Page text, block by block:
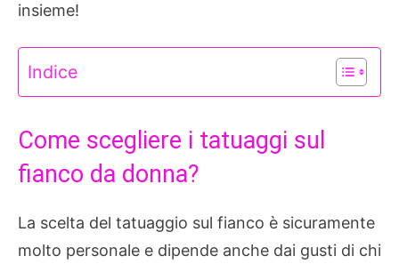
insieme!
Indice
Come scegliere i tatuaggi sul
fianco da donna?
La scelta del tatuaggio sul fianco è sicuramente
molto personale e dipende anche dai gusti di chi